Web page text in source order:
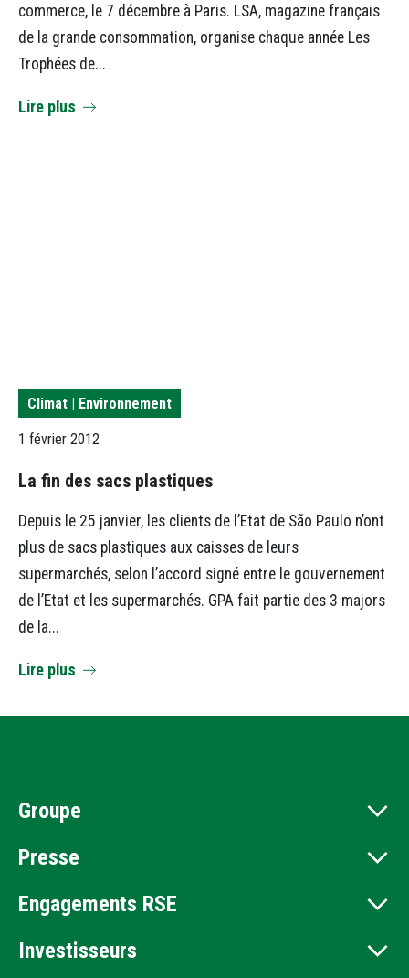
commerce, le 7 décembre à Paris. LSA, magazine français
de la grande consommation, organise chaque année Les
Trophées de...
Lire plus
Climat | Environnement
1 février 2012
La fin des sacs plastiques
Depuis le 25 janvier, les clients de l’Etat de São Paulo n’ont
plus de sacs plastiques aux caisses de leurs
supermarchés, selon l’accord signé entre le gouvernement
de l’Etat et les supermarchés. GPA fait partie des 3 majors
de la...
Lire plus
Groupe
Presse
Engagements RSE
Investisseurs